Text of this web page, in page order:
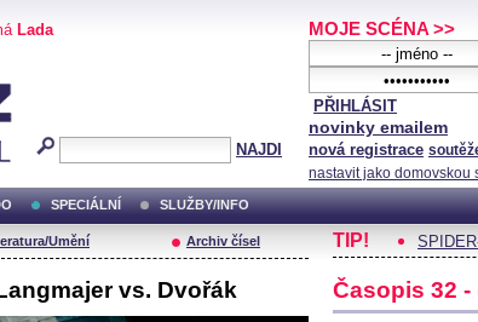
Lada
NAJDI
MOJE SCÉNA >>
PŘIHLÁSIT
novinky emailem
nová registrace
nastavit jako domovskou
SPECIÁLNÍ SLUŽBY/INFO
Umění Archiv čísel
vs. Dvořák
TIP!
Časopis 32